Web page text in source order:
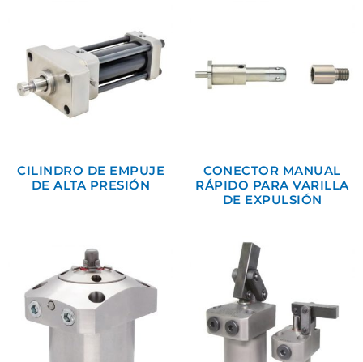
CILINDRO DE EMPUJE
DE ALTA PRESIÓN
CONECTOR MANUAL
RÁPIDO PARA VARILLA
DE EXPULSIÓN